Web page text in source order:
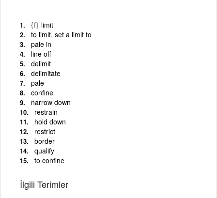
{f} limit
to limit, set a limit to
pale in
line off
delimit
delimitate
pale
confine
narrow down
restrain
hold down
restrict
border
qualify
to confine
İlgili Terimler